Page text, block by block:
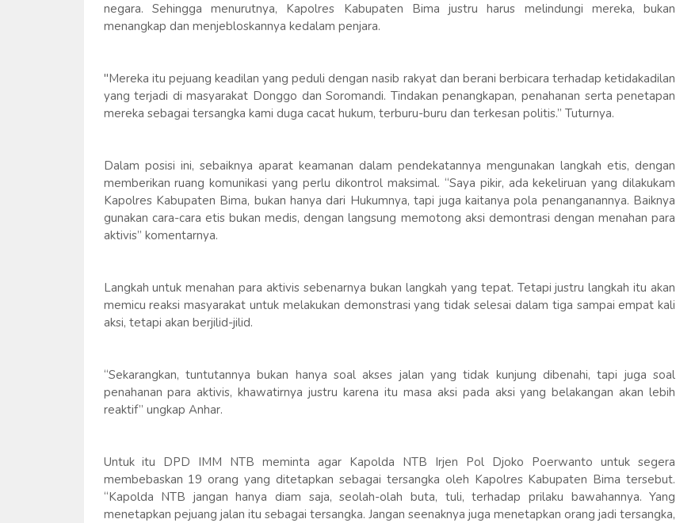
negara. Sehingga menurutnya, Kapolres Kabupaten Bima justru harus melindungi mereka, bukan
menangkap dan menjebloskannya kedalam penjara.
"Mereka itu pejuang keadilan yang peduli dengan nasib rakyat dan berani berbicara terhadap ketidakadilan
yang terjadi di masyarakat Donggo dan Soromandi. Tindakan penangkapan, penahanan serta penetapan
mereka sebagai tersangka kami duga cacat hukum, terburu-buru dan terkesan politis.” Tuturnya.
Dalam posisi ini, sebaiknya aparat keamanan dalam pendekatannya mengunakan langkah etis, dengan
memberikan ruang komunikasi yang perlu dikontrol maksimal. “Saya pikir, ada kekeliruan yang dilakukam
Kapolres Kabupaten Bima, bukan hanya dari Hukumnya, tapi juga kaitanya pola penanganannya. Baiknya
gunakan cara-cara etis bukan medis, dengan langsung memotong aksi demontrasi dengan menahan para
aktivis” komentarnya.
Langkah untuk menahan para aktivis sebenarnya bukan langkah yang tepat. Tetapi justru langkah itu akan
memicu reaksi masyarakat untuk melakukan demonstrasi yang tidak selesai dalam tiga sampai empat kali
aksi, tetapi akan berjilid-jilid.
“Sekarangkan, tuntutannya bukan hanya soal akses jalan yang tidak kunjung dibenahi, tapi juga soal
penahanan para aktivis, khawatirnya justru karena itu masa aksi pada aksi yang belakangan akan lebih
reaktif” ungkap Anhar.
Untuk itu DPD IMM NTB meminta agar Kapolda NTB Irjen Pol Djoko Poerwanto untuk segera
membebaskan 19 orang yang ditetapkan sebagai tersangka oleh Kapolres Kabupaten Bima tersebut.
“Kapolda NTB jangan hanya diam saja, seolah-olah buta, tuli, terhadap prilaku bawahannya. Yang
menetapkan pejuang jalan itu sebagai tersangka. Jangan seenaknya juga menetapkan orang jadi tersangka,